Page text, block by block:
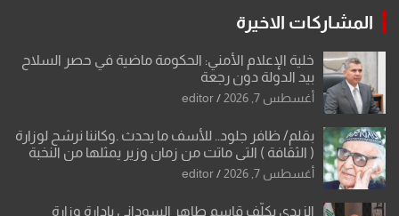
المشاركات الاخيرة
خلية الإعلام الأمني: الحكومة ماضية في حصر السلاح
بيد الدولة دون رجعة
أغسطس 7, 2026 editor
بقلم/ ظافر جلود.. للأسف ما يحدث .وكاننا نرشح لوزارة
( الثقافة ) التي ماتت من زمان وزير يمثلها من النخبة
والإرث العظيم للثقافة العراقية..
أغسطس 7, 2026 editor
الزيدي يكلّف قاسم طاهر السوداني بإدارة وزارة